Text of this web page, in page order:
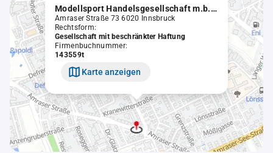
Modellsport Handelsgesellschaft m.b.H.
Amraser Straße 73 6020 Innsbruck
Rechtsform:
Gesellschaft mit beschränkter Haftung
Firmenbuchnummer:
143559t
Karte anzeigen